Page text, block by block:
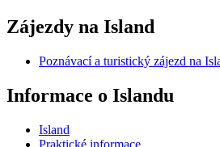
Zájezdy na Island
Poznávací a turistický zájezd na
Informace o Islandu
Island
Praktické informace